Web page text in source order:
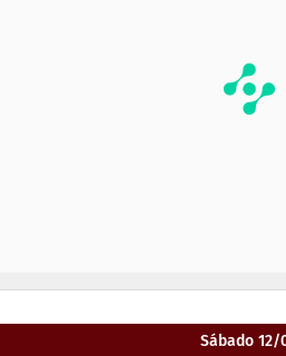
Sábado 12/